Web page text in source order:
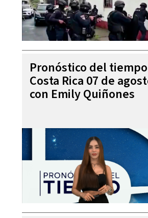
Pronóstico del
Costa Rica 07 de
con Emily Quiñones